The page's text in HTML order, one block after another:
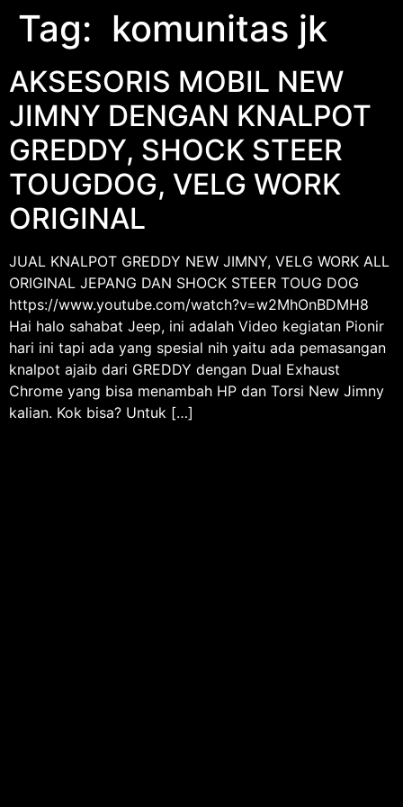
Tag: ​​​​​​​​​ komunitas jk
AKSESORIS MOBIL NEW
JIMNY DENGAN KNALPOT
GREDDY, SHOCK STEER
TOUGDOG, VELG WORK
ORIGINAL
JUAL KNALPOT GREDDY NEW JIMNY, VELG WORK ALL
ORIGINAL JEPANG DAN SHOCK STEER TOUG DOG
https://www.youtube.com/watch?v=w2MhOnBDMH8
Hai halo sahabat Jeep, ini adalah Video kegiatan Pionir
hari ini tapi ada yang spesial nih yaitu ada pemasangan
knalpot ajaib dari GREDDY dengan Dual Exhaust
Chrome yang bisa menambah HP dan Torsi New Jimny
kalian. Kok bisa? Untuk […]